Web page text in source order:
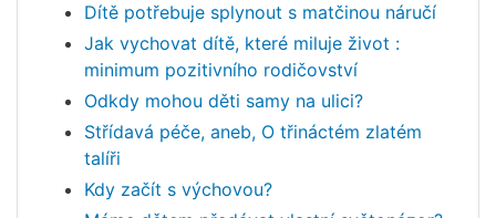
Dítě potřebuje splynout s matčinou náručí
Jak vychovat dítě, které miluje život :
minimum pozitivního rodičovství
Odkdy mohou děti samy na ulici?
Střídavá péče, aneb, O třináctém zlatém
talíři
Kdy začít s výchovou?